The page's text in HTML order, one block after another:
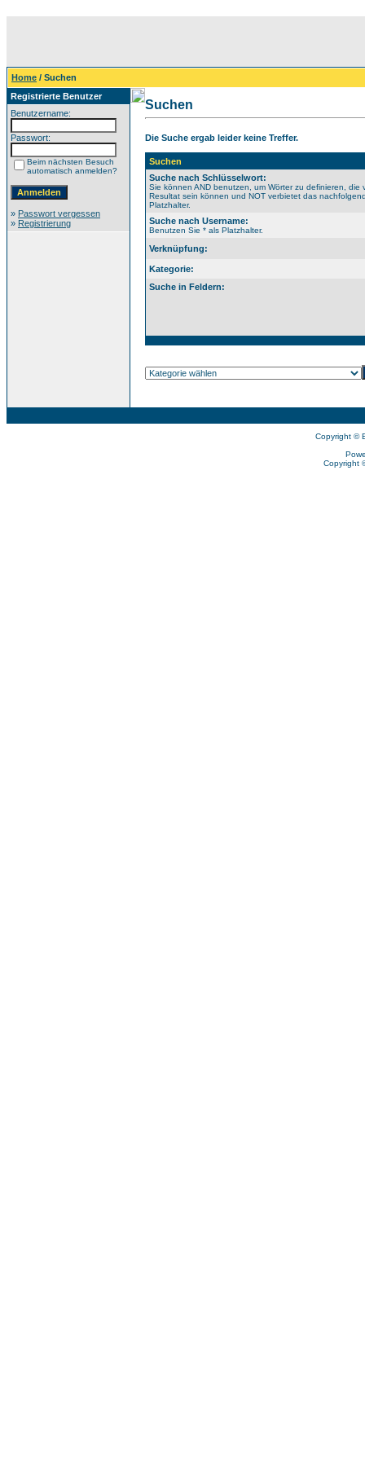
Home / Suchen
Registrierte Benutzer
Benutzername:
Passwort:
Beim nächsten Besuch
automatisch anmelden?
» Passwort vergessen
» Registrierung
Suchen
Die Suche ergab leider keine Treffer.
Suchen
Suche nach Schlüsselwort:
Sie können AND benutzen, um Wörter zu definieren, die
Resultat sein können und NOT verbietet das
Platzhalter.
Suche nach Username:
Benutzen Sie * als Platzhalter.
Verknüpfung:
Kategorie:
Suche in Feldern:
Copyright ©
Copyright